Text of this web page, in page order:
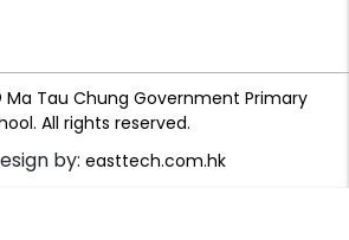
Tau Chung Government Primary
All rights reserved.
by: easttech.com.hk